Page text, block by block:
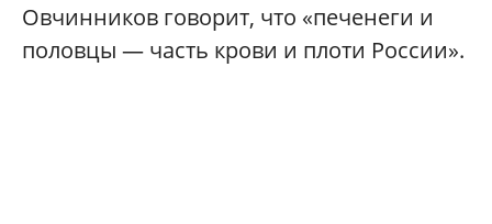
Овчинников говорит, что «печенеги и
половцы — часть крови и плоти России».